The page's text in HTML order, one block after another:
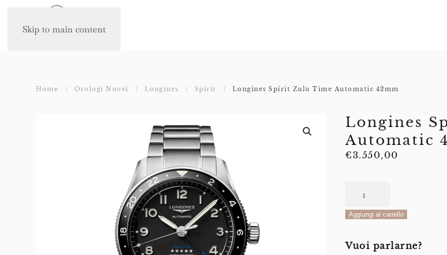
Skip to main content
Home Orologi Nuovi Longines Spirit Longines Spirit Zulu Time Automatic 42mm
Longines
Automatic
€3.550,00
Spirit
Zulu
Automatic
Aggiungi al carrello
Vuoi parlarne?